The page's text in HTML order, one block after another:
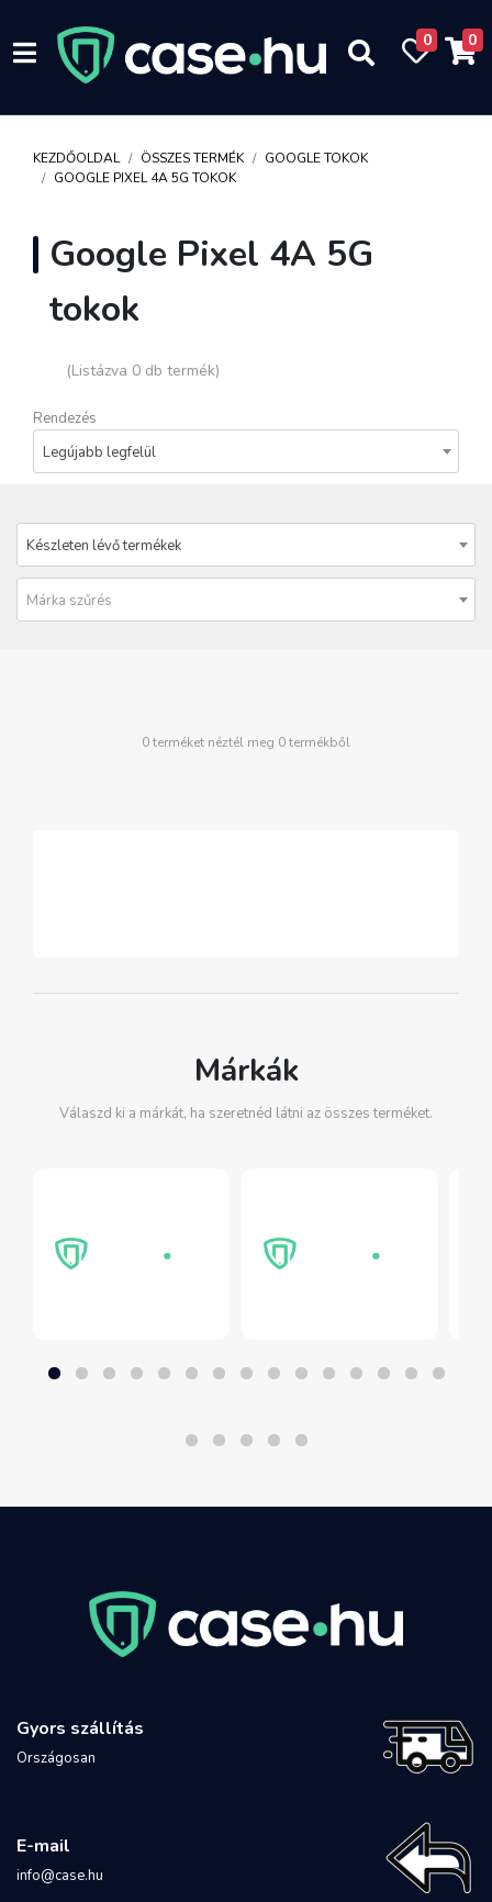
0 0
KEZDŐOLDAL ÖSSZES TERMÉK
GOOGLE TOKOK
GOOGLE PIXEL 4A 5G TOKOK
Google Pixel 4A 5G
tokok
(Listázva 0 db termék)
Rendezés
Legújabb legfelül
Készleten lévő termékek
Márka szűrés
0 terméket néztél meg 0 termékből
Márkák
Válaszd ki a márkát, ha szeretnéd látni az összes terméket.
Gyors szállítás
Országosan
E-mail
info@case.hu